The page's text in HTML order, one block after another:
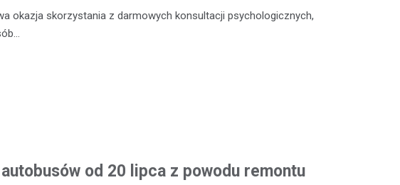
okazja skorzystania z darmowych konsultacji psychologicznych,
od 20 lipca z powodu remontu